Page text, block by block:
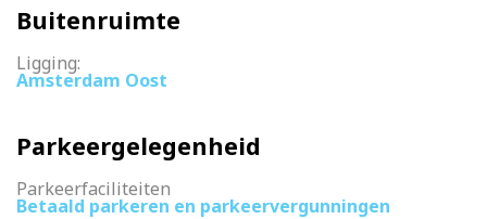
Buitenruimte
Ligging:
Amsterdam Oost
Parkeergelegenheid
Parkeerfaciliteiten
Betaald parkeren en parkeervergunningen